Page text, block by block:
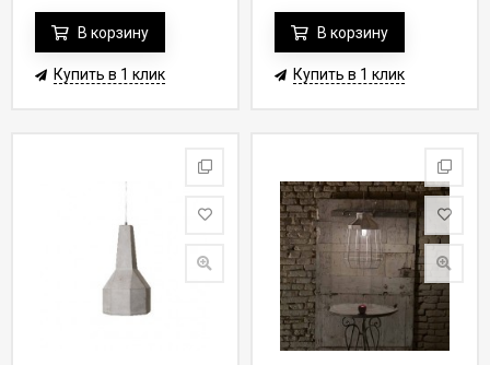
В корзину
Купить в 1 клик
В корзину
Купить в 1 клик